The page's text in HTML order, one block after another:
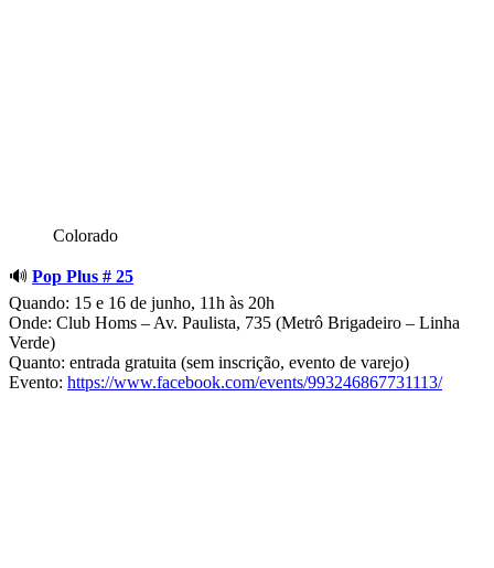
Colorado
🔊 Pop Plus # 25
Quando: 15 e 16 de junho, 11h às 20h
Onde: Club Homs – Av. Paulista, 735 (Metrô Brigadeiro – Linha
Verde)
Quanto: entrada gratuita (sem inscrição, evento de varejo)
Evento: https://www.facebook.com/events/993246867731113/